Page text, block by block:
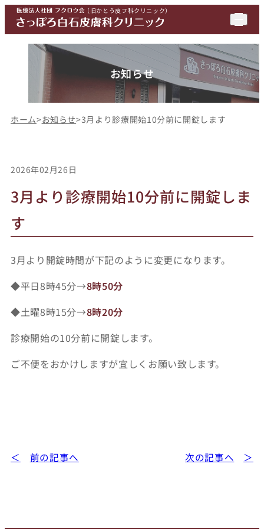
（旧かとう皮フ科クリニック）
お知らせ
ホーム>お知らせ>3月より診療開始10分前に開錠します
2026年02月26日
3月より診療開始10分前に開錠しま
す
3月より開錠時間が下記のように変更になります。
◆平日8時45分→8時50分
◆土曜8時15分→8時20分
診療開始の10分前に開錠します。
ご不便をおかけしますが宜しくお願い致します。
前の記事へ 次の記事へ